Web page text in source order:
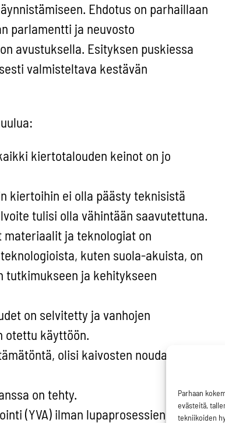
Parhaan
evästeitä,
tekniikoiden
Ehdotus on parhaillaan
parlamentti ja neuvosto
avustuksella. Esityksen puskiessa
valmisteltava kestävän
kiertotalouden keinot on jo
kiertoihin ei olla päästy teknisistä
tulisi olla vähintään saavutettuna.
ja teknologiat on
kuten suola-akuista, on
tutkimukseen ja kehitykseen
on selvitetty ja vanhojen
otettu käyttöön.
olisi kaivosten noudatettava
on tehty.
(YVA) ilman lupaprosessien